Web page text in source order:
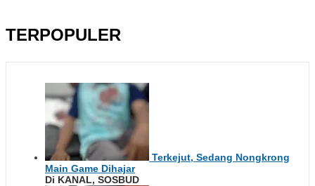
TERPOPULER
Terkejut, Sedang Nongkrong
Main Game Dihajar
Di KANAL, SOSBUD